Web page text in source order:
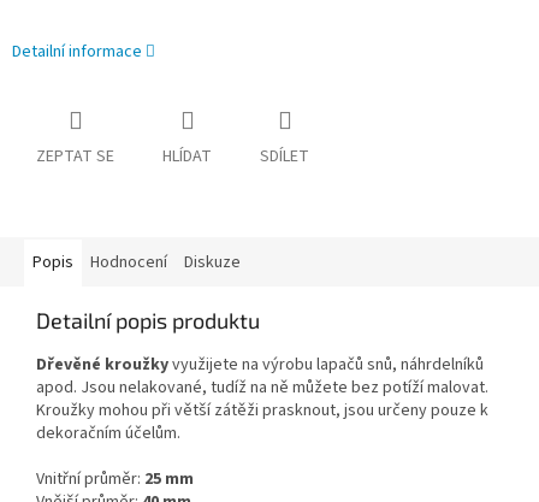
Detailní informace
ZEPTAT SE HLÍDAT SDÍLET
Popis Hodnocení Diskuze
Detailní popis produktu
Dřevěné kroužkyvyužijete na výrobu lapačů snů, náhrdelníků
apod. Jsou nelakované, tudíž na ně můžete bez potíží malovat.
Kroužky mohou při větší zátěži prasknout, jsou určeny pouze k
dekoračním účelům.
Vnitřní průměr: 25 mm